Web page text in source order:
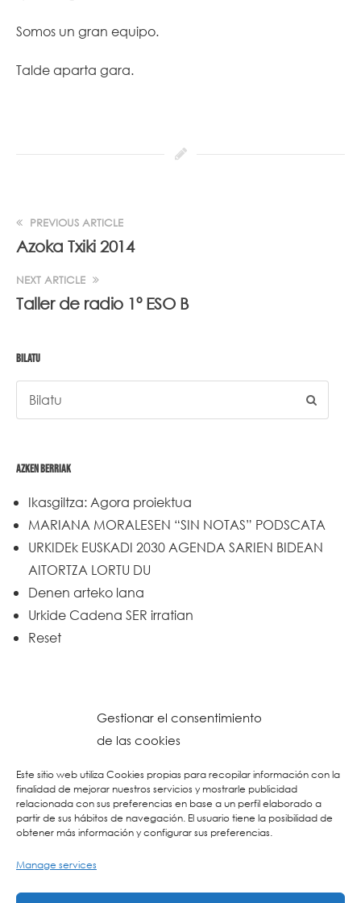
Gestionar el consentimiento
de las cookies
Este sitio web utiliza Cookies propias para recopilar información con la
finalidad de mejorar nuestros servicios y mostrarle publicidad
relacionada con sus preferencias en base a un perfil elaborado a
partir de sus hábitos de navegación. El usuario tiene la posibilidad de
obtener más información y configurar sus preferencias.
Manage services
Somos un gran equipo.
Talde aparta gara.
PREVIOUS ARTICLE
Azoka Txiki 2014
NEXT ARTICLE
Taller de radio 1º ESO B
BILATU
AZKEN BERRIAK
Ikasgiltza: Agora proiektua
MARIANA MORALESEN “SIN NOTAS” PODSCATA
URKIDEk EUSKADI 2030 AGENDA SARIEN BIDEAN
AITORTZA LORTU DU
Denen arteko lana
Urkide Cadena SER irratian
Reset